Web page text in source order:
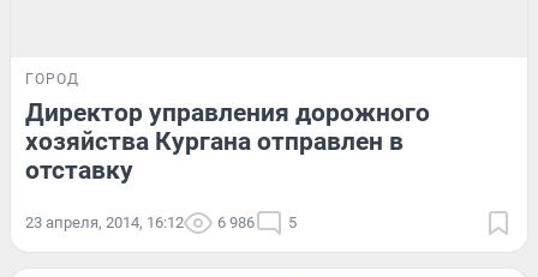
ГОРОД
Директор управления дорожного
хозяйства Кургана отправлен в
отставку
23 апреля, 2014, 16:12 6 986 5